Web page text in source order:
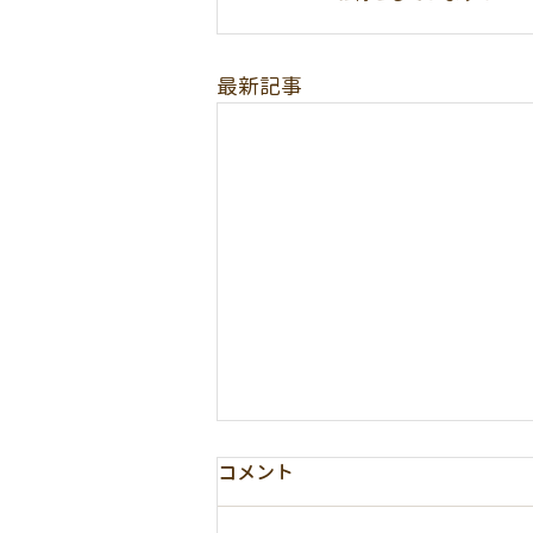
最新記事
R８ オープンようちえん
未就園児のお子さんと保護者を対
コメント